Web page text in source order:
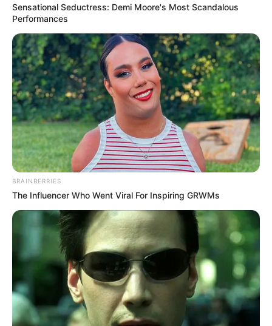
Sensational Seductress: Demi Moore's Most Scandalous
Performances
BRAINBERRIES
The Influencer Who Went Viral For Inspiring GRWMs